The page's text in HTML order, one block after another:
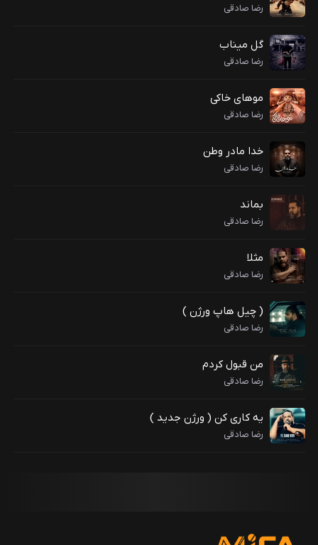
رضا صادقی
گل میناب
رضا صادقی
موهای خاکی
رضا صادقی
خدا مادر وطن
رضا صادقی
بماند
رضا صادقی
مثلا
رضا صادقی
( چیل هاپ ورژن )
رضا صادقی
من قبول کردم
رضا صادقی
یه کاری کن ( ورژن جدید )
رضا صادقی